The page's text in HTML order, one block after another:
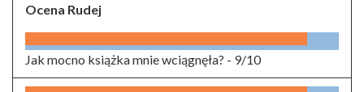
Ocena Rudej
Jak mocno książka mnie wciągnęła? - 9/10